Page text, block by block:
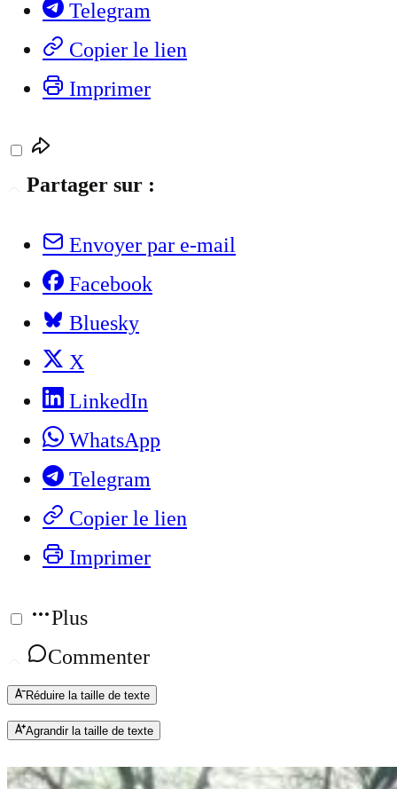
Telegram
Copier le lien
Imprimer
Partager sur :
Envoyer par e-mail
Facebook
Bluesky
X
LinkedIn
WhatsApp
Telegram
Copier le lien
Imprimer
Plus
Commenter
Réduire la taille de texte
Agrandir la taille de texte